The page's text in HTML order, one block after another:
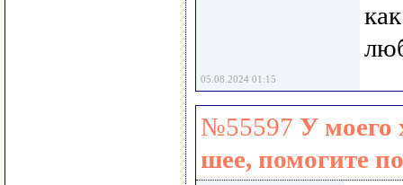
05.08.2024 01:15
№55597 У моего
шее, помогите